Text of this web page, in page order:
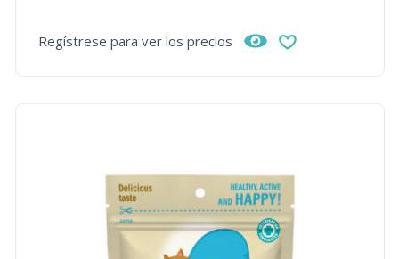
Regístrese para ver los precios